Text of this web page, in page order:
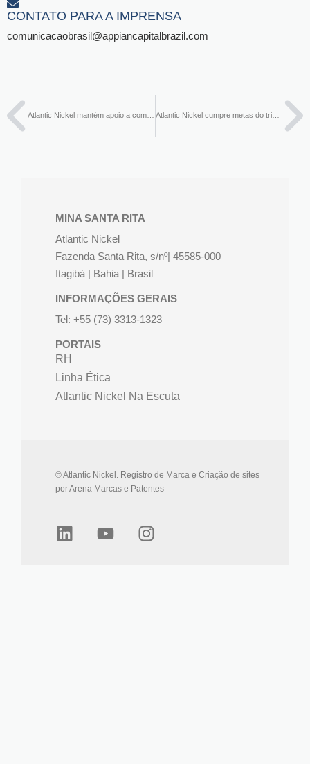
CONTATO PARA A IMPRENSA​
comunicacaobrasil@appiancapitalbrazil.com
Atlantic Nickel mantém apoio a comunidades no enfrentamento à pandemia da Covid-19 Atlantic Nickel cumpre metas do trimestre para incremento de produção do níquel sulfetado na Bahia
MINA SANTA RITA
Atlantic Nickel
Fazenda Santa Rita, s/nº| 45585-000
Itagibá | Bahia | Brasil
INFORMAÇÕES GERAIS
Tel: +55 (73) 3313-1323
PORTAIS
RH
Linha Ética
Atlantic Nickel Na Escuta
© Atlantic Nickel. Registro de Marca e Criação de sites
por Arena Marcas e Patentes